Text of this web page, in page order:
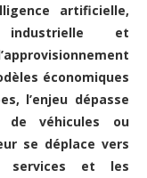
artificielle,
industrielle et
économiques
l’enjeu dépasse
de véhicules ou
se déplace vers
services et les